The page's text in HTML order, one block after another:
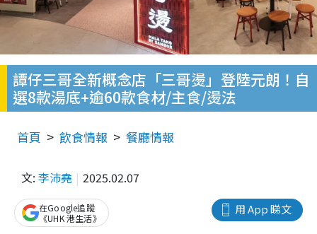
譚仔三哥全新概念店「三哥燙」登陸元朗！自
選8款湯底+逾60款食材/主食/燙法
首頁 飲食情報 餐廳情報
文: 李沛堯 2025.02.07
用 App 睇文
在Google追蹤
《UHK 港生活》